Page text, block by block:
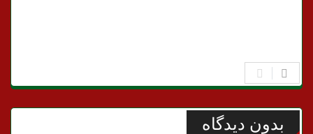
بدون دیدگاه